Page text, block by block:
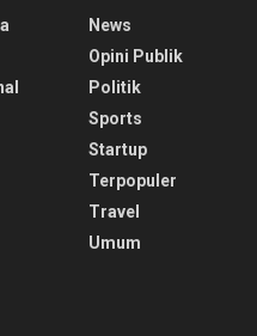
News
Opini Publik
Politik
Sports
Startup
Terpopuler
Travel
Umum